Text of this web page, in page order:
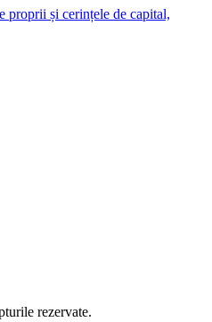
proprii și cerințele de capital,
rezervate.